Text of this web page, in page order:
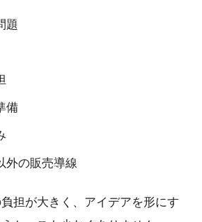
題
備
外の販売導線
担が大きく、アイデアを形にす